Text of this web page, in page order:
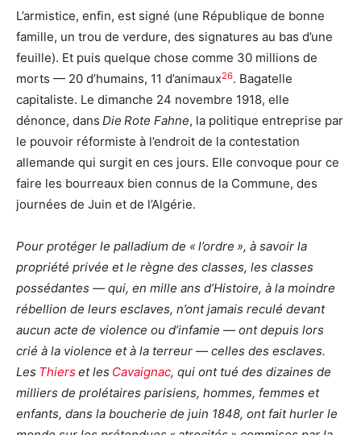
L’armistice, enfin, est signé (une République de bonne
famille, un trou de verdure, des signatures au bas d’une
feuille). Et puis quelque chose comme 30 millions de
morts — 20 d’humains, 11 d’animaux26. Bagatelle
capitaliste. Le dimanche 24 novembre 1918, elle
dénonce, dans Die Rote Fahne, la politique entreprise par
le pouvoir réformiste à l’endroit de la contestation
allemande qui surgit en ces jours. Elle convoque pour ce
faire les bourreaux bien connus de la Commune, des
journées de Juin et de l’Algérie.
Pour protéger le palladium de « l’ordre », à savoir la
propriété privée et le règne des classes, les classes
possédantes — qui, en mille ans d’Histoire, à la moindre
rébellion de leurs esclaves, n’ont jamais reculé devant
aucun acte de violence ou d’infamie — ont depuis lors
crié à la violence et à la terreur — celles des esclaves.
Les Thierset les Cavaignac, qui ont tué des dizaines de
milliers de prolétaires parisiens, hommes, femmes et
enfants, dans la boucherie de juin 1848, ont fait hurler le